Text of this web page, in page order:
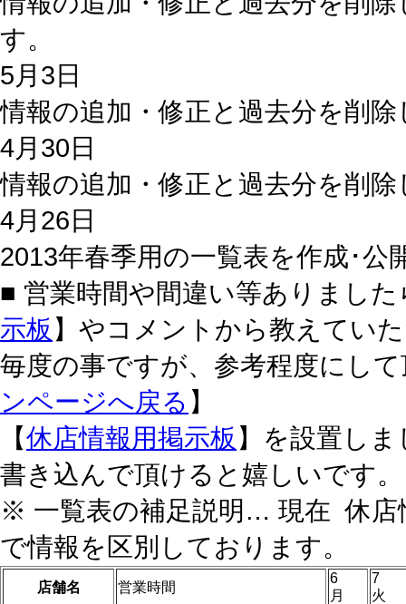
す。
5月3日
情報の追加・修正と過去分を削
4月30日
情報の追加・修正と過去分を削
4月26日
2013年春季用の一覧表を作成･公
■ 営業時間や間違い等ありまし
示板 】やコメントから教えてい
毎度の事ですが、参考程度にし
ンページへ戻る 】
【休店情報用掲示板 】を設置し
書き込んで頂けると嬉しいです。
※ 一覧表の補足説明… 現在 休店
で情報を区別しております。
店舗名 営業時間
6
月
7
火